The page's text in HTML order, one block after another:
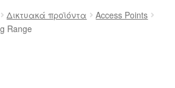
Δικτυακά προϊόντα
Access Points
Range